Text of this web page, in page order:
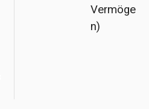
Vermöge
n)